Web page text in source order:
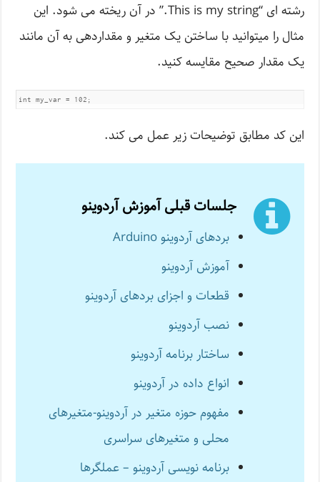
رشته ای “This is my string.” در آن ریخته می شود. این
مثال را میتوانید با ساختن یک متغیر و مقداردهی به آن مانند
یک مقدار صحیح مقایسه کنید.
int my_var = 102;
این کد مطابق توضیحات زیر عمل می کند.
جلسات قبلی آموزش آردوینو
بردهای آردوینو Arduino
آموزش آردوینو
قطعات و اجزای بردهای آردوینو
نصب آردوینو
ساختار برنامه آردوینو
انواع داده در آردوینو
مفهوم حوزه متغیر در آردوینو-متغیرهای
محلی و متغیرهای سراسری
برنامه نویسی آردوینو – عملگرها